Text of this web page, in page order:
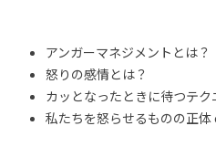
アンガーマネジメントとは？
怒りの感情とは？
カッとなったときに待つテク
私たちを怒らせるものの正体